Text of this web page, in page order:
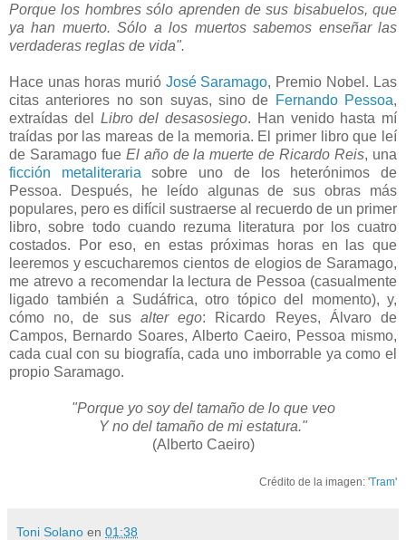
Porque los hombres sólo aprenden de sus bisabuelos, que
ya han muerto. Sólo a los muertos sabemos enseñar las
verdaderas reglas de vida".
Hace unas horas murió José Saramago, Premio Nobel. Las
citas anteriores no son suyas, sino de Fernando Pessoa,
extraídas del Libro del desasosiego. Han venido hasta mí
traídas por las mareas de la memoria. El primer libro que leí
de Saramago fue El año de la muerte de Ricardo Reis, una
ficción metaliteraria sobre uno de los heterónimos de
Pessoa. Después, he leído algunas de sus obras más
populares, pero es difícil sustraerse al recuerdo de un primer
libro, sobre todo cuando rezuma literatura por los cuatro
costados. Por eso, en estas próximas horas en las que
leeremos y escucharemos cientos de elogios de Saramago,
me atrevo a recomendar la lectura de Pessoa (casualmente
ligado también a Sudáfrica, otro tópico del momento), y,
cómo no, de sus alter ego: Ricardo Reyes, Álvaro de
Campos, Bernardo Soares, Alberto Caeiro, Pessoa mismo,
cada cual con su biografía, cada uno imborrable ya como el
propio Saramago.
"Porque yo soy del tamaño de lo que veo
Y no del tamaño de mi estatura."
(Alberto Caeiro)
Crédito de la imagen: 'Tram'
Toni Solano en 01:38